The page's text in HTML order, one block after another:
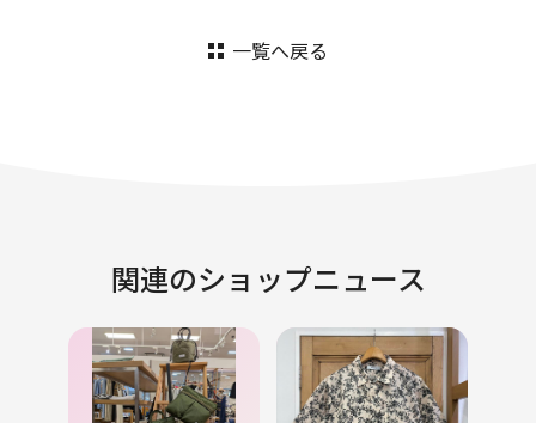
一覧へ戻る
関連のショップニュース